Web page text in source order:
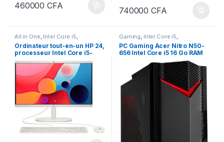
460000CFA 740000CFA
All in One Intel Core i5
ORDINATEURS
Ordinateur tout-en-un HP 24,
processeur Intel Core i5-
1334U, écran tactile FHD de
23,8 pouces All in one
Gaming Intel Core i5
ORDINATEURS PC Bureau
PC Gaming Acer Nitro N50-
656 Intel Core i5 16 Go RAM
512 Go Nvidia GeForce RTX
4060 Noir